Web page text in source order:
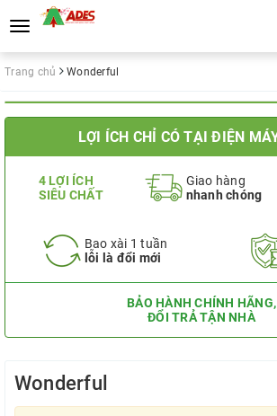
Toggle
navigation
Trang chủ Wonderful
LỢI ÍCH CHỈ CÓ TẠI ĐIỆN
4 LỢI ÍCH
SIÊU CHẤT
Giao hàng
nhanh chóng
Bao xài 1 tuần
lỗi là đổi mới
BẢO HÀNH CHÍNH HÃNG,
ĐỔI TRẢ TẬN NHÀ
Wonderful